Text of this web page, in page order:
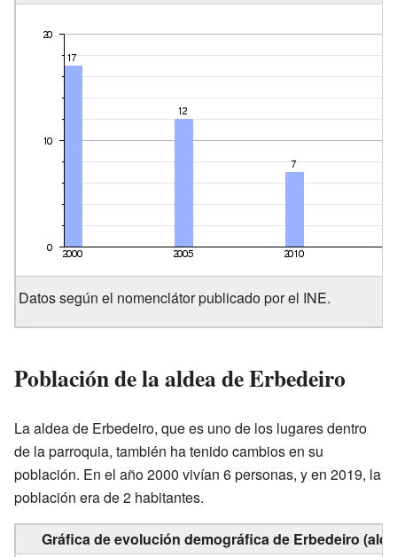
Datos según el nomenclátor publicado por el INE.
Población de la aldea de Erbedeiro
La aldea de Erbedeiro, que es uno de los lugares dentro
de la parroquia, también ha tenido cambios en su
población. En el año 2000 vivían 6 personas, y en 2019, la
población era de 2 habitantes.
Gráfica de evolución demográfica de Erbedeiro